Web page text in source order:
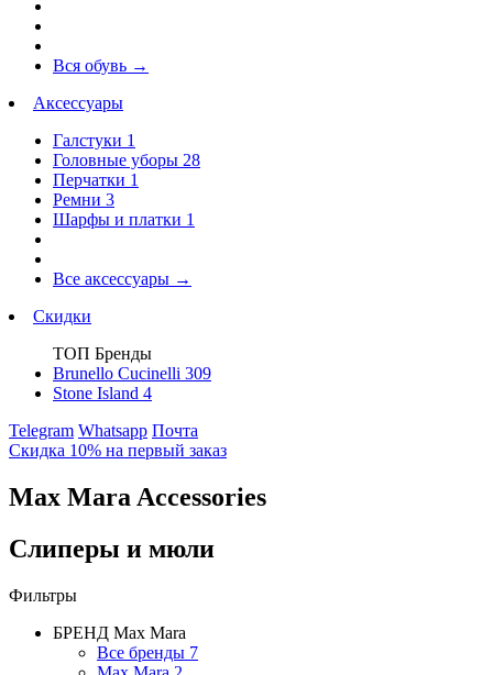
Вся обувь →
Аксессуары
Галстуки 1
Головные уборы 28
Перчатки 1
Ремни 3
Шарфы и платки 1
Все аксессуары →
Скидки
ТОП Бренды
Brunello Cucinelli 309
Stone Island 4
Telegram Whatsapp Почта
Скидка 10% на первый заказ
Max Mara Accessories
Слиперы и мюли
Фильтры
БРЕНД Max Mara
Все бренды 7